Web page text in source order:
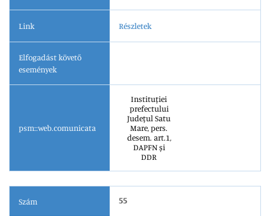
Link Részletek
Elfogadást követő
események
psm::web.comunicata
Instituției
prefectului
Județul Satu
Mare, pers.
desem. art.1,
DAPFN și
DDR
Szám 55